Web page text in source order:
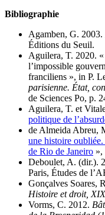
Bibliographie
Agamben, G. 2003.
Éditions du Seuil.
Aguilera, T. 2020.
l’impossible
franciliens », in P.
parisienne. État,
de Sciences Po, p.
Aguilera, T. et
politique de
de Almeida Abreu,
une histoire
de Rio de Janeiro »,
Deboulet, A. (dir.).
Paris, Études de
Gonçalves Soares,
Histoire et droit,
Vorms, C. 2012.